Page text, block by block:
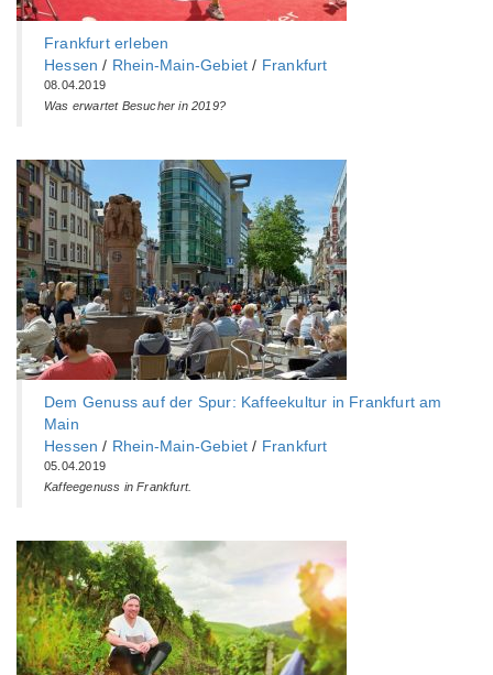
Frankfurt erleben
Hessen / Rhein-Main-Gebiet / Frankfurt
08.04.2019
Was erwartet Besucher in 2019?
Dem Genuss auf der Spur: Kaffeekultur in Frankfurt am
Main
Hessen / Rhein-Main-Gebiet / Frankfurt
05.04.2019
Kaffeegenuss in Frankfurt.